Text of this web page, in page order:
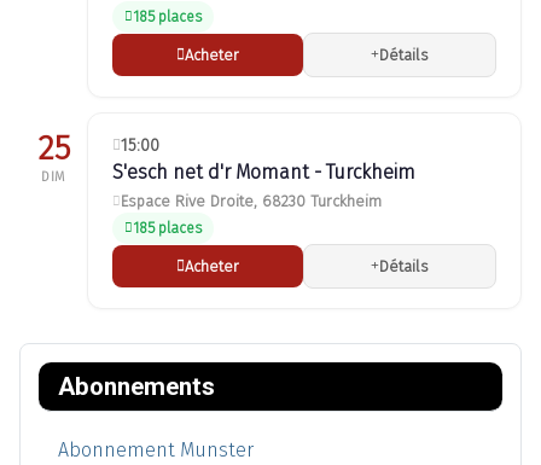
185 places
Acheter Détails
25
DIM
15:00
S'esch net d'r Momant - Turckheim
Espace Rive Droite, 68230 Turckheim
185 places
Acheter Détails
Abonnements
Abonnement Munster